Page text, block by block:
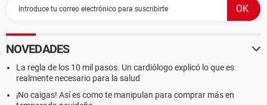
NOVEDADES
La regla de los 10 mil pasos. Un cardiólogo explicó lo que es
realmente necesario para la salud
¡No caigas! Así es como te manipulan para comprar más en